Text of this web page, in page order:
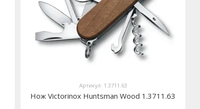
Артикул: 1.3711.63
Нож Victorinox Huntsman Wood 1.3711.63